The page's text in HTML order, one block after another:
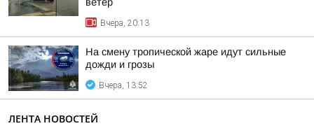
Вчера, 20:13
На смену тропической жаре идут сильные
дожди и грозы
Вчера, 13:52
ЛЕНТА НОВОСТЕЙ